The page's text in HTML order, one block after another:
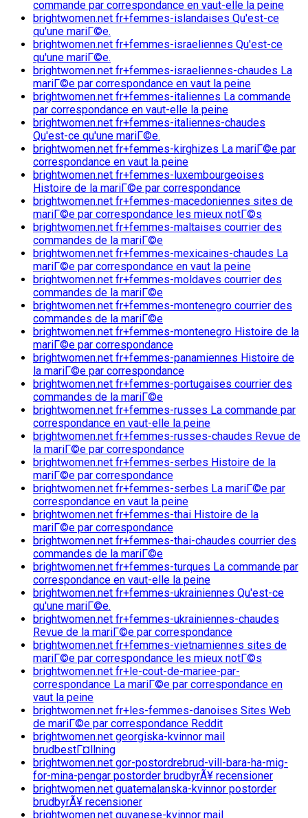
commande par correspondance en vaut-elle la peine
brightwomen.net fr+femmes-islandaises Qu'est-ce
qu'une mariГ©e.
brightwomen.net fr+femmes-israeliennes Qu'est-ce
qu'une mariГ©e.
brightwomen.net fr+femmes-israeliennes-chaudes La
mariГ©e par correspondance en vaut la peine
brightwomen.net fr+femmes-italiennes La commande
par correspondance en vaut-elle la peine
brightwomen.net fr+femmes-italiennes-chaudes
Qu'est-ce qu'une mariГ©e.
brightwomen.net fr+femmes-kirghizes La mariГ©e par
correspondance en vaut la peine
brightwomen.net fr+femmes-luxembourgeoises
Histoire de la mariГ©e par correspondance
brightwomen.net fr+femmes-macedoniennes sites de
mariГ©e par correspondance les mieux notГ©s
brightwomen.net fr+femmes-maltaises courrier des
commandes de la mariГ©e
brightwomen.net fr+femmes-mexicaines-chaudes La
mariГ©e par correspondance en vaut la peine
brightwomen.net fr+femmes-moldaves courrier des
commandes de la mariГ©e
brightwomen.net fr+femmes-montenegro courrier des
commandes de la mariГ©e
brightwomen.net fr+femmes-montenegro Histoire de la
mariГ©e par correspondance
brightwomen.net fr+femmes-panamiennes Histoire de
la mariГ©e par correspondance
brightwomen.net fr+femmes-portugaises courrier des
commandes de la mariГ©e
brightwomen.net fr+femmes-russes La commande par
correspondance en vaut-elle la peine
brightwomen.net fr+femmes-russes-chaudes Revue de
la mariГ©e par correspondance
brightwomen.net fr+femmes-serbes Histoire de la
mariГ©e par correspondance
brightwomen.net fr+femmes-serbes La mariГ©e par
correspondance en vaut la peine
brightwomen.net fr+femmes-thai Histoire de la
mariГ©e par correspondance
brightwomen.net fr+femmes-thai-chaudes courrier des
commandes de la mariГ©e
brightwomen.net fr+femmes-turques La commande par
correspondance en vaut-elle la peine
brightwomen.net fr+femmes-ukrainiennes Qu'est-ce
qu'une mariГ©e.
brightwomen.net fr+femmes-ukrainiennes-chaudes
Revue de la mariГ©e par correspondance
brightwomen.net fr+femmes-vietnamiennes sites de
mariГ©e par correspondance les mieux notГ©s
brightwomen.net fr+le-cout-de-mariee-par-
correspondance La mariГ©e par correspondance en
vaut la peine
brightwomen.net fr+les-femmes-danoises Sites Web
de mariГ©e par correspondance Reddit
brightwomen.net georgiska-kvinnor mail
brudbestГ¤llning
brightwomen.net gor-postordrebrud-vill-bara-ha-mig-
for-mina-pengar postorder brudbyrÃ¥ recensioner
brightwomen.net guatemalanska-kvinnor postorder
brudbyrÃ¥ recensioner
brightwomen.net guyanese-kvinnor mail